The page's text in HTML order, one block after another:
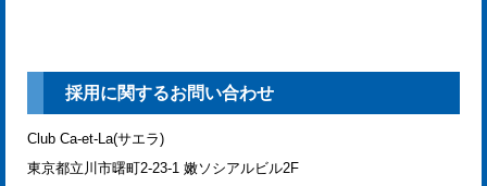
採用に関するお問い合わせ
Club Ca-et-La(サエラ)
東京都立川市曙町2-23-1 嫩ソシアルビル2F